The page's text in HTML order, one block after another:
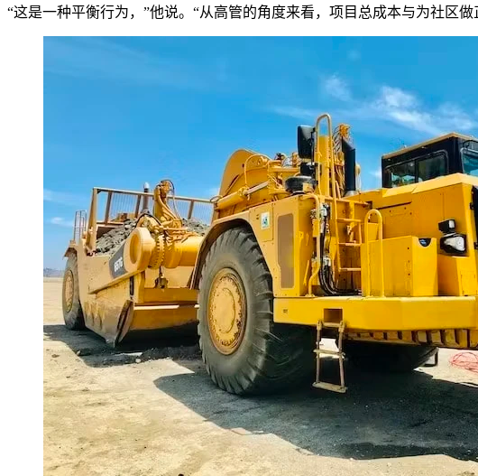
“这是一种平衡行为，”他说。“从高管的角度来看，项目总成本与为社区